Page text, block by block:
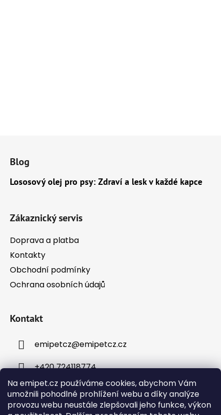
Na emipet.cz používáme cookies, abychom Vám
umožnili pohodlné prohlížení webu a díky analýze
provozu webu neustále zlepšovali jeho funkce, výkon
Blog
Lososový olej pro psy: Zdraví a lesk v každé kapce
Zákaznický servis
Doprava a platba
Kontakty
Obchodní podmínky
Ochrana osobních údajů
Kontakt
emipetcz@emipetcz.cz
+420 724118774